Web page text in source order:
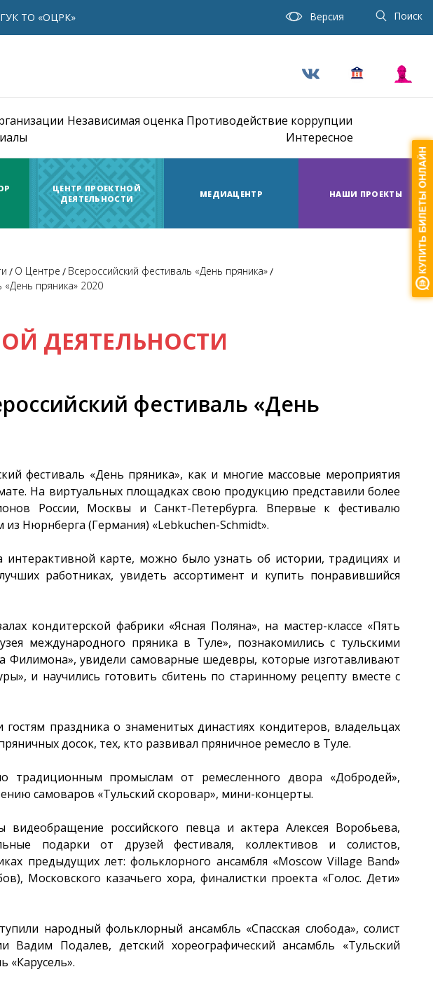
ГУК ТО «ОЦРК» Версия Поиск
Независимая оценка Противодействие коррупции
Интересное
ЦЕНТР ПРОЕКТНОЙ
ДЕЯТЕЛЬНОСТИ
МЕДИАЦЕНТР НАШИ ПРОЕКТЫ
О Центре
Всероссийский фестиваль «День пряника»
пряника» 2020
ДЕЯТЕЛЬНОСТИ
фестиваль «День
фестиваль «День пряника», как и многие массовые мероприятия
На виртуальных площадках свою продукцию представили более
России, Москвы и Санкт-Петербурга. Впервые к фестивалю
Нюрнберга (Германия) «Lebkuchen-Schmidt».
карте, можно было узнать об истории, традициях и
работниках, увидеть ассортимент и купить понравившийся
кондитерской фабрики «Ясная Поляна», на мастер-классе «Пять
международного пряника в Туле», познакомились с тульскими
Филимона», увидели самоварные шедевры, которые изготавливают
и научились готовить сбитень по старинному рецепту вместе с
гостям праздника о знаменитых династиях кондитеров, владельцах
досок, тех, кто развивал пряничное ремесло в Туле.
традиционным промыслам от ремесленного двора «Добродей»,
самоваров «Тульский скоровар», мини-концерты.
российского певца и актера Алексея Воробьева,
подарки от друзей фестиваля, коллективов и солистов,
предыдущих лет: фольклорного ансамбля «Moscow Village Band»
Московского казачьего хора, финалистки проекта «Голос. Дети»
народный фольклорный ансамбль «Спасская слобода», солист
Вадим Подалев, детский хореографический ансамбль «Тульский
«Карусель».